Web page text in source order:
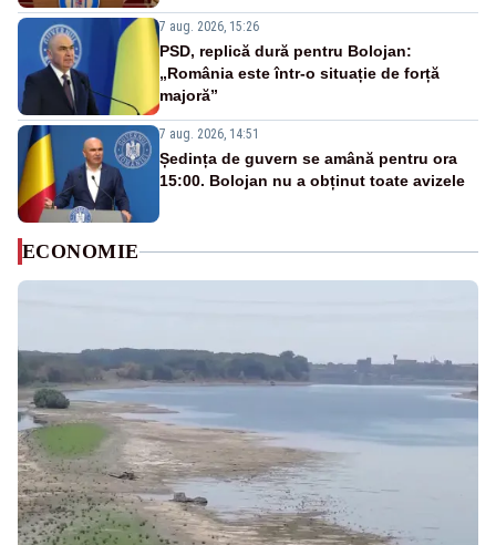
7 aug. 2026, 15:26
PSD, replică dură pentru Bolojan:
„România este într-o situație de forță
majoră”
7 aug. 2026, 14:51
Ședința de guvern se amână pentru ora
15:00. Bolojan nu a obținut toate avizele
ECONOMIE